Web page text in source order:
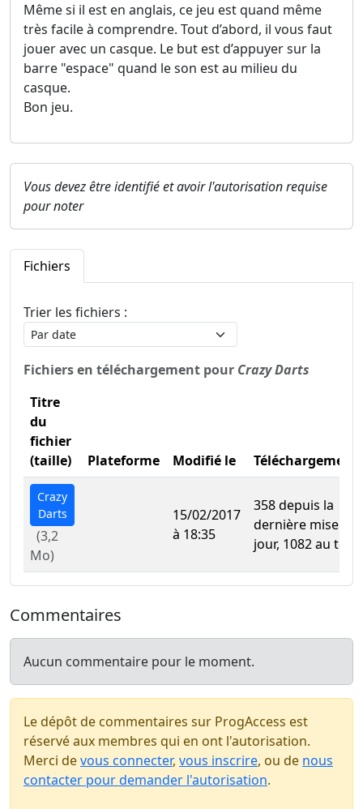
Même si il est en anglais, ce jeu est quand même
très facile à comprendre. Tout d’abord, il vous faut
jouer avec un casque. Le but est d’appuyer sur la
barre "espace" quand le son est au milieu du
casque.
Bon jeu.
Vous devez être identifié et avoir l'autorisation requise
pour noter
Fichiers
Trier les fichiers :
Fichiers en téléchargement pour Crazy Darts
Titre
du
fichier
(taille)
Plateforme Modifié le
Crazy
Darts
(3,2
Mo)
15/02/2017
à 18:35
358 depuis la
dernière mise à
jour, 1082 au total
Commentaires
Aucun commentaire pour le moment.
Le dépôt de commentaires sur ProgAccess est
réservé aux membres qui en ont l'autorisation.
Merci devous connecter, vous inscrire, ou de nous
contacter pour demander l'autorisation.